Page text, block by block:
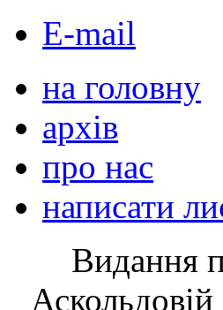
E-mail
на головну
архів
про нас
написати
Видання